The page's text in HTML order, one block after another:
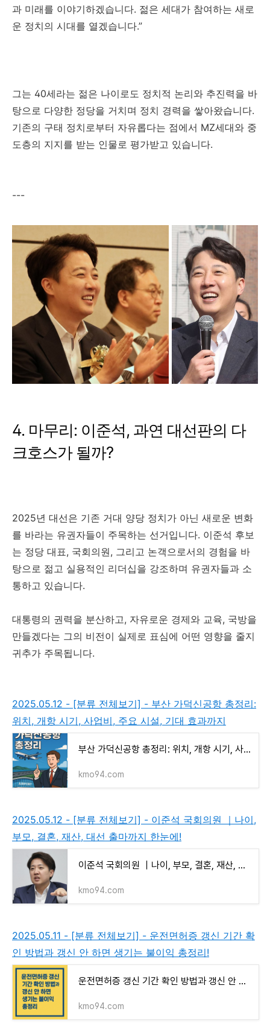
과 미래를 이야기하겠습니다. 젊은 세대가 참여하는 새로
운 정치의 시대를 열겠습니다.”
그는 40세라는 젊은 나이로도 정치적 논리와 추진력을 바
탕으로 다양한 정당을 거치며 정치 경력을 쌓아왔습니다.
기존의 구태 정치로부터 자유롭다는 점에서 MZ세대와 중
도층의 지지를 받는 인물로 평가받고 있습니다.
---
4. 마무리: 이준석, 과연 대선판의 다
크호스가 될까?
2025년 대선은 기존 거대 양당 정치가 아닌 새로운 변화
를 바라는 유권자들이 주목하는 선거입니다. 이준석 후보
는 정당 대표, 국회의원, 그리고 논객으로서의 경험을 바
탕으로 젊고 실용적인 리더십을 강조하며 유권자들과 소
통하고 있습니다.
대통령의 권력을 분산하고, 자유로운 경제와 교육, 국방을
만들겠다는 그의 비전이 실제로 표심에 어떤 영향을 줄지
귀추가 주목됩니다.
2025.05.12 - [분류 전체보기] - 부산 가덕신공항 총정리:
위치, 개항 시기, 사업비, 주요 시설, 기대 효과까지
부산 가덕신공항 총정리: 위치, 개항 시기, 사업비, 주요 시설, 기대 효과까지
kmo94.com
2025.05.12 - [분류 전체보기] - 이준석 국회의원 ｜나이,
부모, 결혼, 재산, 대선 출마까지 한눈에!
이준석 국회의원 ｜나이, 부모, 결혼, 재산, 대선 출마까지 한눈에!
kmo94.com
2025.05.11 - [분류 전체보기] - 운전면허증 갱신 기간 확
인 방법과 갱신 안 하면 생기는 불이익 총정리!
운전면허증 갱신 기간 확인 방법과 갱신 안 하면 생기는 불이익 총정리!
kmo94.com